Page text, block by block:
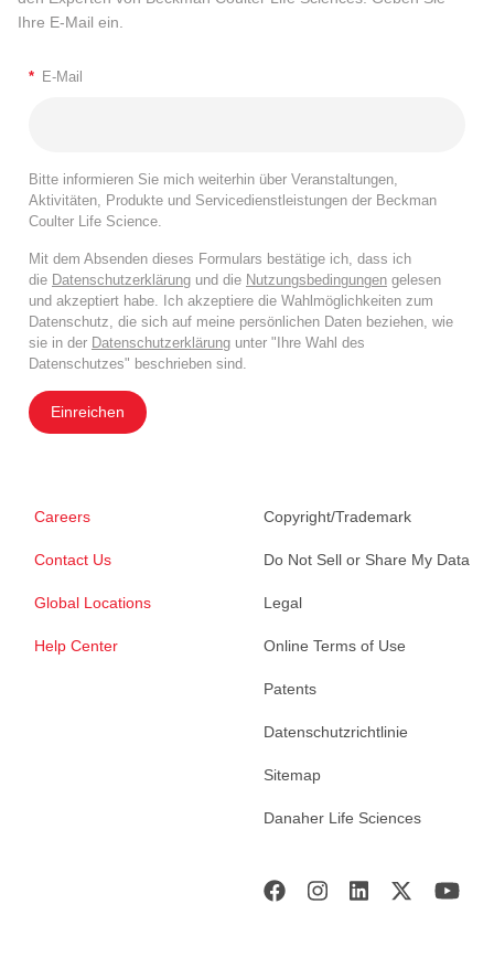
Ihre E-Mail ein.
* E-Mail
Bitte informieren Sie mich weiterhin über Veranstaltungen,
Aktivitäten, Produkte und Servicedienstleistungen der Beckman
Coulter Life Science.
Mit dem Absenden dieses Formulars bestätige ich, dass ich
die Datenschutzerklärung und die Nutzungsbedingungen gelesen
und akzeptiert habe. Ich akzeptiere die Wahlmöglichkeiten zum
Datenschutz, die sich auf meine persönlichen Daten beziehen, wie
sie in der Datenschutzerklärung unter "Ihre Wahl des
Datenschutzes" beschrieben sind.
Einreichen
Careers
Contact Us
Global Locations
Help Center
Copyright/Trademark
Do Not Sell or Share My Data
Legal
Online Terms of Use
Patents
Datenschutzrichtlinie
Sitemap
Danaher Life Sciences